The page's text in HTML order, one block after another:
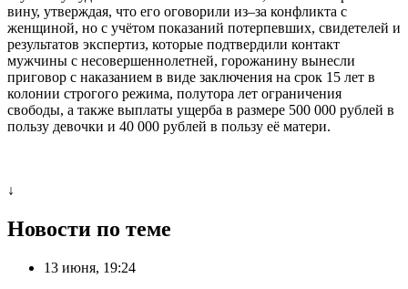
вину, утверждая, что его оговорили из–за конфликта с
женщиной, но с учётом показаний потерпевших, свидетелей и
результатов экспертиз, которые подтвердили контакт
мужчины с несовершеннолетней, горожанину вынесли
приговор с наказанием в виде заключения на срок 15 лет в
колонии строгого режима, полутора лет ограничения
свободы, а также выплаты ущерба в размере 500 000 рублей в
пользу девочки и 40 000 рублей в пользу её матери.
↓
Новости по теме
13 июня, 19:24